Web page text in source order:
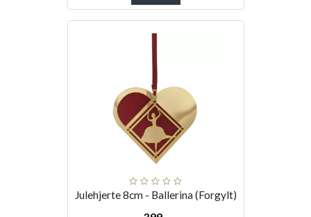
Julehjerte 8cm - Ballerina (Forgylt)